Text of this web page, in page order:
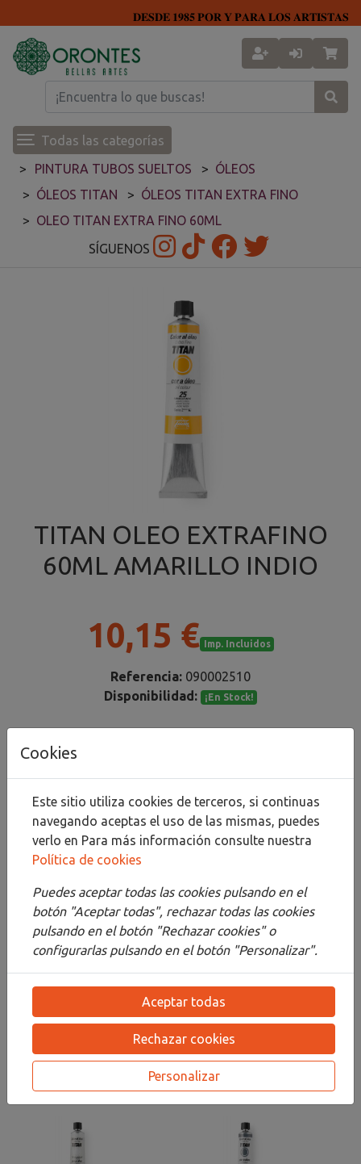
𝐃𝐄𝐒𝐃𝐄 𝟏𝟗𝟖𝟓 𝐏𝐎𝐑 𝐘 𝐏𝐀𝐑𝐀 𝐋𝐎𝐒 𝐀𝐑𝐓𝐈𝐒𝐓𝐀𝐒
Todas las categorías
PINTURA TUBOS SUELTOS
ÓLEOS
ÓLEOS TITAN
ÓLEOS TITAN EXTRA FINO
OLEO TITAN EXTRA FINO 60ML
SÍGUENOS
TITAN OLEO EXTRAFINO
60ML AMARILLO INDIO
10,15 € Imp. Incluidos
Referencia: 090002510
Disponibilidad:
¡En Stock!
Detalles
Adjuntos
Opiniones
¡Este producto no tiene descripción!
RELACIONADOS
Cookies
Este sitio utiliza cookies de terceros, si continuas
navegando aceptas el uso de las mismas, puedes
verlo en Para más información consulte nuestra
Política de cookies
Puedes aceptar todas las cookies pulsando en el
botón "Aceptar todas", rechazar todas las cookies
pulsando en el botón "Rechazar cookies" o
configurarlas pulsando en el botón "Personalizar".
Aceptar todas
Rechazar cookies
Personalizar